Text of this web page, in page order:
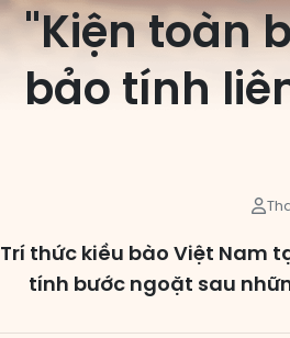
"Kiện toàn
bảo tính
Trí thức kiều bào Việt Nam
tính bước ngoặt sau